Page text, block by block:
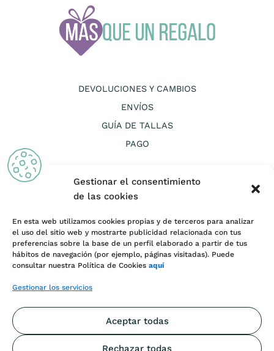
Gestionar el consentimiento
de las cookies
En esta web utilizamos cookies propias y de terceros para analizar
el uso del sitio web y mostrarte publicidad relacionada con tus
preferencias sobre la base de un perfil elaborado a partir de tus
hábitos de navegación (por ejemplo, páginas visitadas). Puede
consultar nuestra Política de Cookies aquí
Gestionar los servicios
Aceptar todas
Rechazar todas
DEVOLUCIONES Y CAMBIOS
ENVÍOS
GUÍA DE TALLAS
PAGO
CANAL ÉTICO
AVISO LEGAL Y TÉRMINOS Y CONDICIONES DE USO
COOKIES
CONDICIONES DE VENTA
INFORMACIÓN DE LITIGIOS